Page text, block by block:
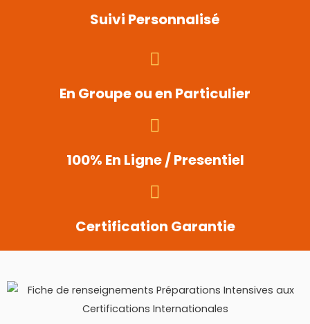
Suivi Personnalisé
En Groupe ou en Particulier
100% En Ligne / Presentiel
Certification Garantie